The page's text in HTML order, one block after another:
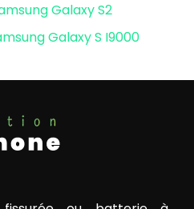
Galaxy S2
Galaxy S I9000